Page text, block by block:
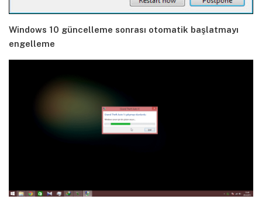
Windows 10 güncelleme sonrası otomatik başlatmayı
engelleme